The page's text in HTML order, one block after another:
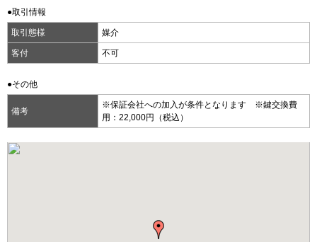
●取引情報
取引態様 媒介
客付 不可
●その他
備考
※保証会社への加入が条件となります ※鍵交換費
用：22,000円（税込）